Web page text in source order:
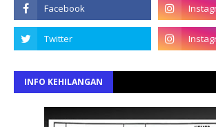
INFO KEHILANGAN